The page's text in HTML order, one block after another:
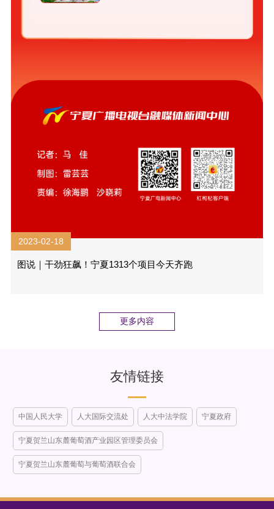
2023-02-18
图说｜干劲狂飙！宁夏1313个项目今天齐跑
更多内容
友情链接
中国人民大学 人大国际交流处 人大中法学院 宁夏政府
宁夏贺兰山东麓葡萄酒产业园区管理委员会
宁夏贺兰山东麓葡萄与葡萄酒联合会